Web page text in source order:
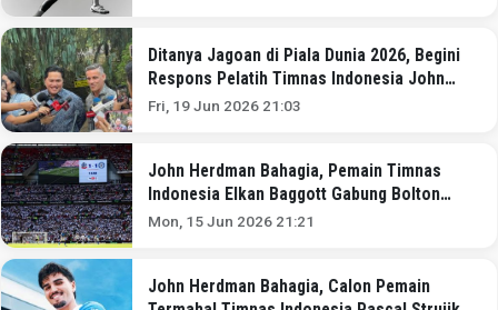
Ditanya Jagoan di Piala Dunia 2026, Begini
Respons Pelatih Timnas Indonesia John
Herdman
Fri, 19 Jun 2026 21:03
John Herdman Bahagia, Pemain Timnas
Indonesia Elkan Baggott Gabung Bolton
Wanderers di Musim 2026-2027?
Mon, 15 Jun 2026 21:21
John Herdman Bahagia, Calon Pemain